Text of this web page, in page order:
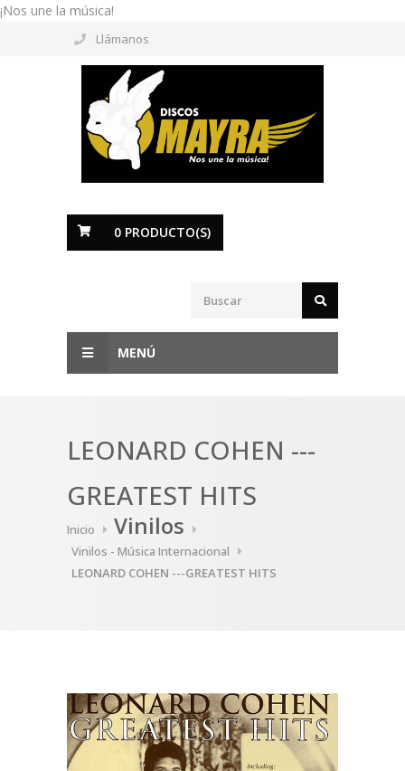
¡Nos une la música!
Llámanos
0 PRODUCTO(S)
MENÚ
LEONARD COHEN ---
GREATEST HITS
Inicio Vinilos
Vinilos - Música Internacional
LEONARD COHEN ---GREATEST HITS